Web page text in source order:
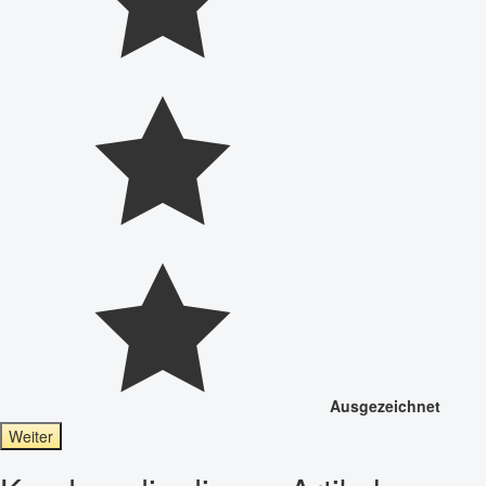
Ausgezeichnet
Weiter